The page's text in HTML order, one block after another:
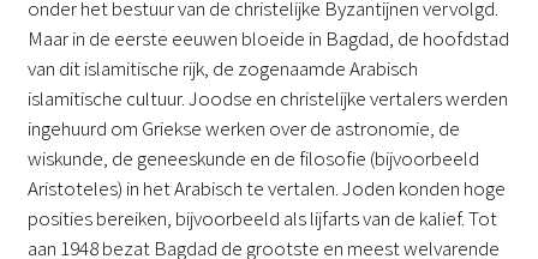
onder het bestuur van de christelijke Byzantijnen vervolgd.
Maar in de eerste eeuwen bloeide in Bagdad, de hoofdstad
van dit islamitische rijk, de zogenaamde Arabisch
islamitische cultuur. Joodse en christelijke vertalers werden
ingehuurd om Griekse werken over de astronomie, de
wiskunde, de geneeskunde en de filosofie (bijvoorbeeld
Aristoteles) in het Arabisch te vertalen. Joden konden hoge
posities bereiken, bijvoorbeeld als lijfarts van de kalief. Tot
aan 1948 bezat Bagdad de grootste en meest welvarende